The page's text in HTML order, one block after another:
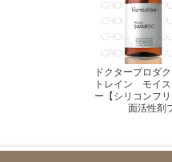
ドクタープロダ
トレイン モイ
ー【シリコンフ
面活性剤